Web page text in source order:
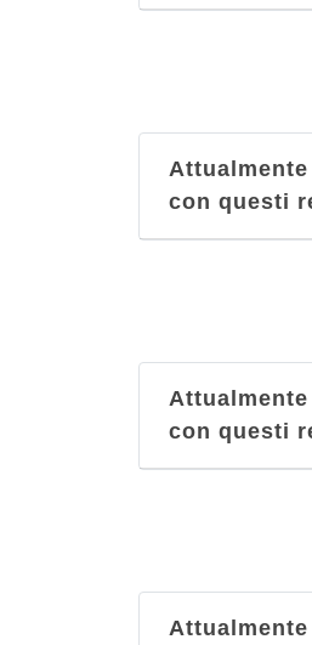
con questi
con questi